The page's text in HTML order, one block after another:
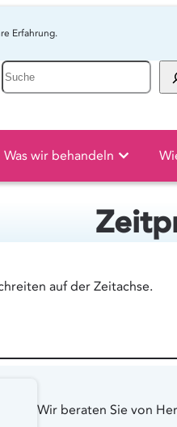
Erfahrung.
Suche
Was wir behandeln
auf der Zeitachse.
Wir beraten Sie von